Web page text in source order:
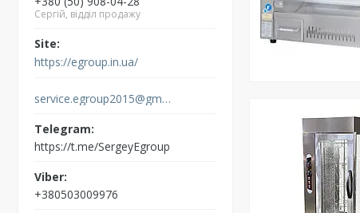
Сергій, відділ продажу
https://egroup.in.ua/
service.egroup2015@gmail.com
https://t.me/SergeyEgroup
+380503009976